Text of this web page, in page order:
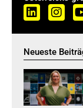
Neueste